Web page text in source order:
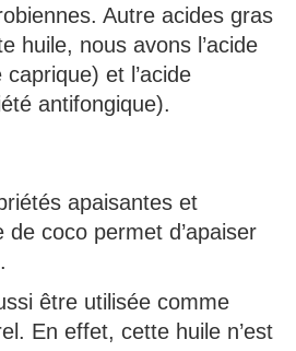
Autre acides gras
huile, nous avons l’acide
et l’acide
antifongique).
apaisantes et
de coco permet d’apaiser
être utilisée comme
En effet, cette huile n’est